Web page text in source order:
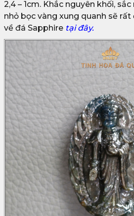
2,4 – 1cm. Khắc nguyên khối,
nhỏ bọc vàng xung quanh sẽ
về đá Sapphire tại đây.